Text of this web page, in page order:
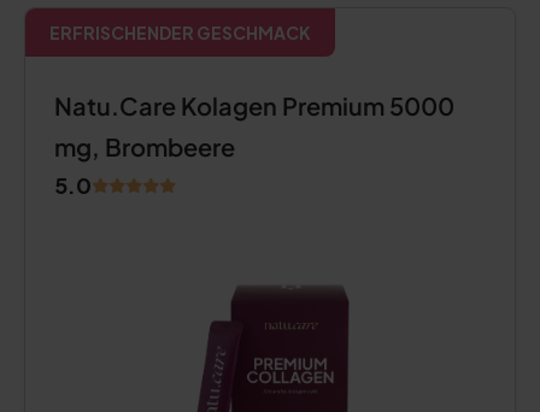
ERFRISCHENDER GESCHMACK
Natu.Care Kolagen Premium 5000
mg, Brombeere
5.0